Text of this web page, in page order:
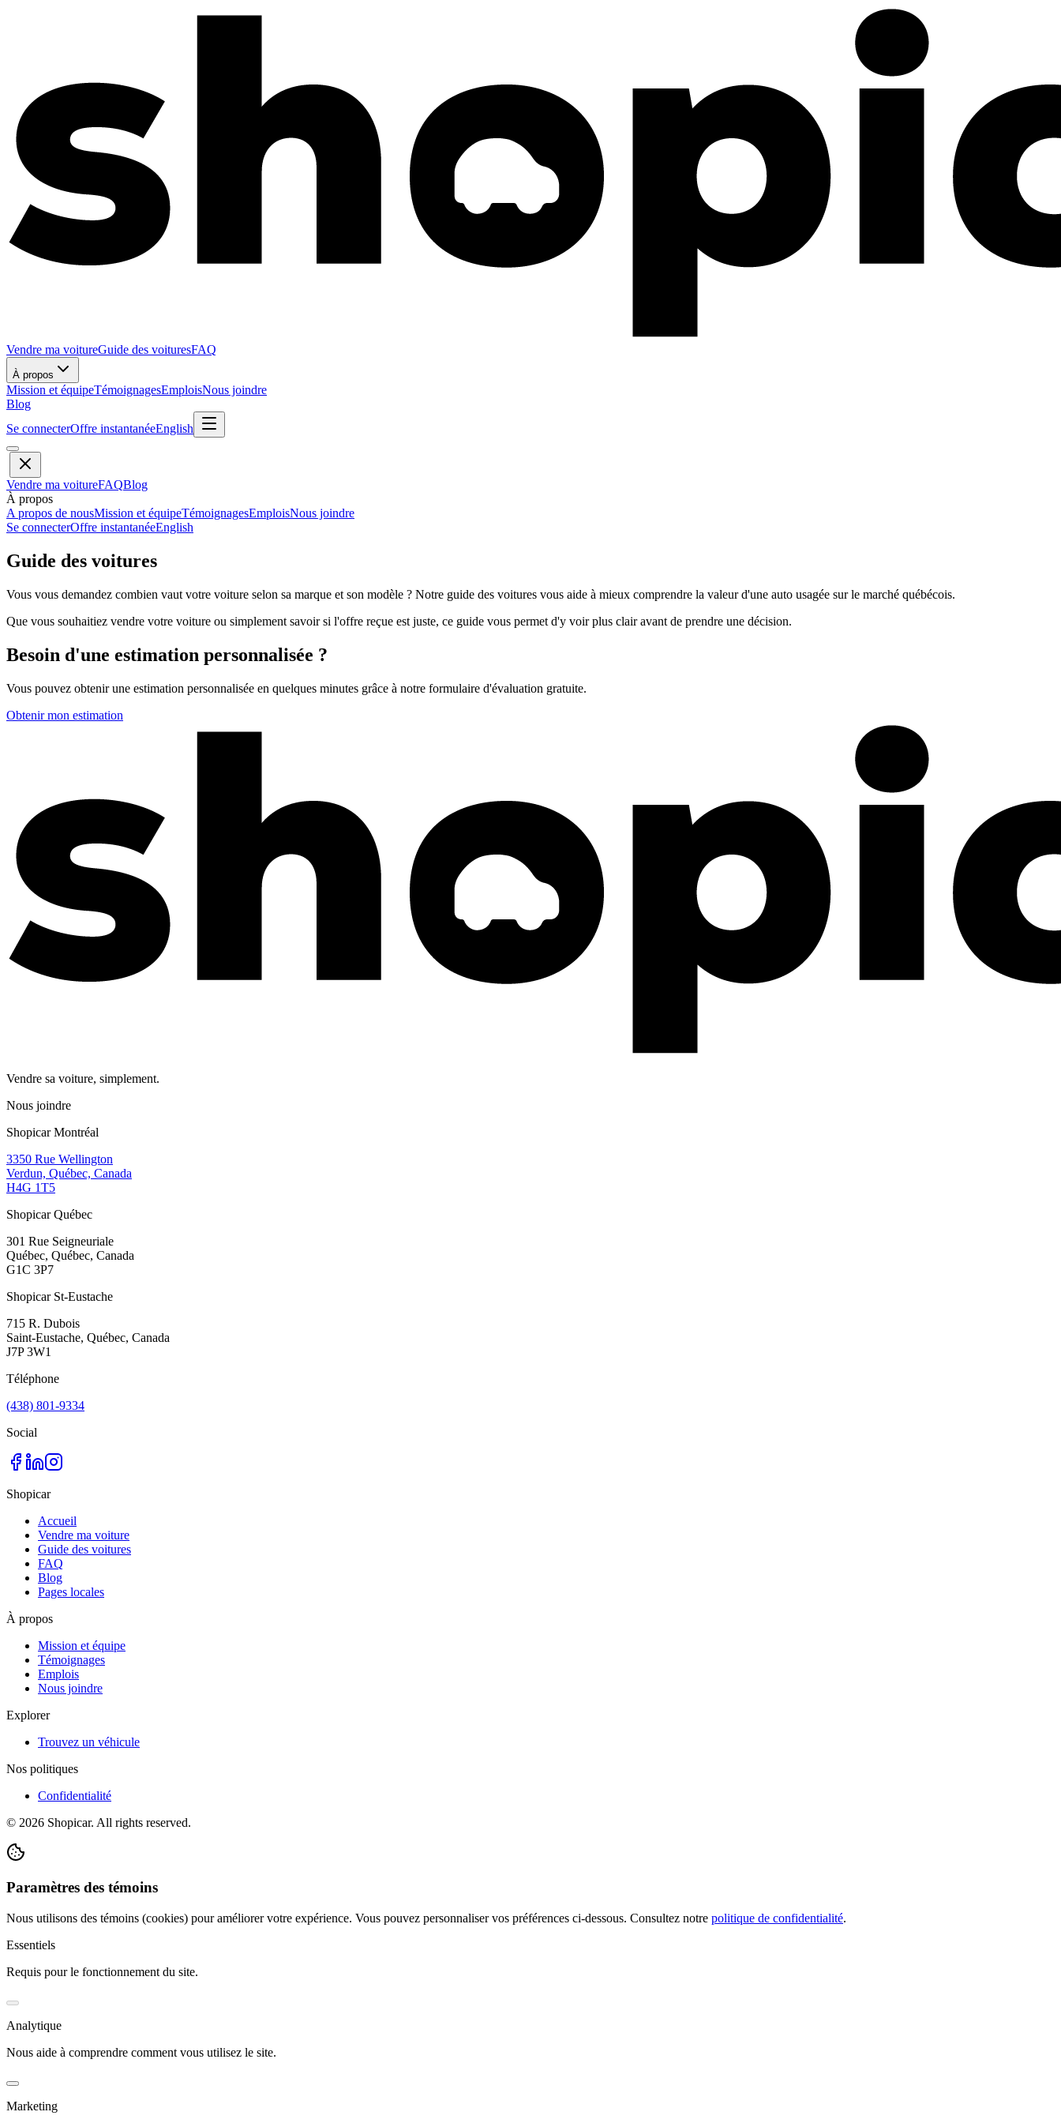
Vendre ma voitureGuide des voituresFAQ
À propos
Mission et équipeTémoignagesEmploisNous joindre
Blog
Se connecterOffre instantanéeEnglish
Vendre ma voitureFAQBlog
À propos
A propos de nousMission et équipeTémoignagesEmploisNous joindre
Se connecterOffre instantanéeEnglish
Guide des voitures
Vous vous demandez combien vaut votre voiture selon sa marque et son modèle ? Notre guide des voitures vous aide à mieux comprendre la valeur d'une auto usagée sur le marché québécois.
Que vous souhaitiez vendre votre voiture ou simplement savoir si l'offre reçue est juste, ce guide vous permet d'y voir plus clair avant de prendre une décision.
Besoin d'une estimation personnalisée ?
Vous pouvez obtenir une estimation personnalisée en quelques minutes grâce à notre formulaire d'évaluation gratuite.
Obtenir mon estimation
Vendre sa voiture, simplement.
Nous joindre
Shopicar Montréal
3350 Rue Wellington
Verdun, Québec, Canada
H4G 1T5
Shopicar Québec
301 Rue Seigneuriale
Québec, Québec, Canada
G1C 3P7
Shopicar St-Eustache
715 R. Dubois
Saint-Eustache, Québec, Canada
J7P 3W1
Téléphone
(438) 801-9334
Social
Shopicar
Accueil
Vendre ma voiture
Guide des voitures
FAQ
Blog
Pages locales
À propos
Mission et équipe
Témoignages
Emplois
Nous joindre
Explorer
Trouvez un véhicule
Nos politiques
Confidentialité
© 2026 Shopicar. All rights reserved.
Paramètres des témoins
Nous utilisons des témoins (cookies) pour améliorer votre expérience. Vous pouvez personnaliser vos préférences ci-dessous. Consultez notre politique de confidentialité.
Essentiels
Requis pour le fonctionnement du site.
Analytique
Nous aide à comprendre comment vous utilisez le site.
Marketing